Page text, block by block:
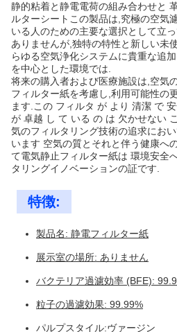
静的粘着と静電電荷の組み合わせと
ルターシートこの製品は,究極の空気
いる人のための主要な選択として立
ありませんが,独特の特性と新しい未
らゆる空気浄化システムに貴重な追
を中心とした環境では.
将来の購入者および医療施設は,空気
フィルター紙を考慮し,利用可能性の
ます.この フィルタ が より 清潔 で
が 卓越 し て いる の は 欠かせない
気のフィルタリング技術の追求にお
います 空気の質とそれと伴う健康へ
て電気静止フィルター紙は 環境安全
タリングイノベーションの証です.
特徴:
製品名: 静電フィルター紙
展示室の場所: ありません
バクテリア過濾効率 (BFE):
粒子の過濾効果: 99.99%
パルプスタイル:ヴァージン